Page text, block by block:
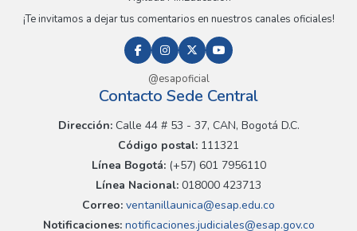
¡Te invitamos a dejar tus comentarios en nuestros canales oficiales!
@esapoficial
Contacto Sede Central
Dirección:Calle 44 # 53 - 37, CAN, Bogotá D.C.
Código postal: 111321
Línea Bogotá:(+57) 601 7956110
Línea Nacional: 018000 423713
Correo: ventanillaunica@esap.edu.co
Notificaciones:notificaciones.judiciales@esap.gov.co